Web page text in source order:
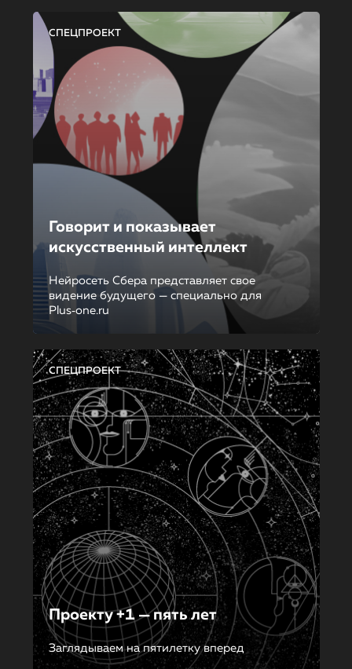
СПЕЦПРОЕКТ
Говорит и показывает
искусственный интеллект
Нейросеть Сбера представляет свое
видение будущего — специально для
Plus‑one.ru
СПЕЦПРОЕКТ
Проекту +1 — пять лет
Заглядываем на пятилетку вперед